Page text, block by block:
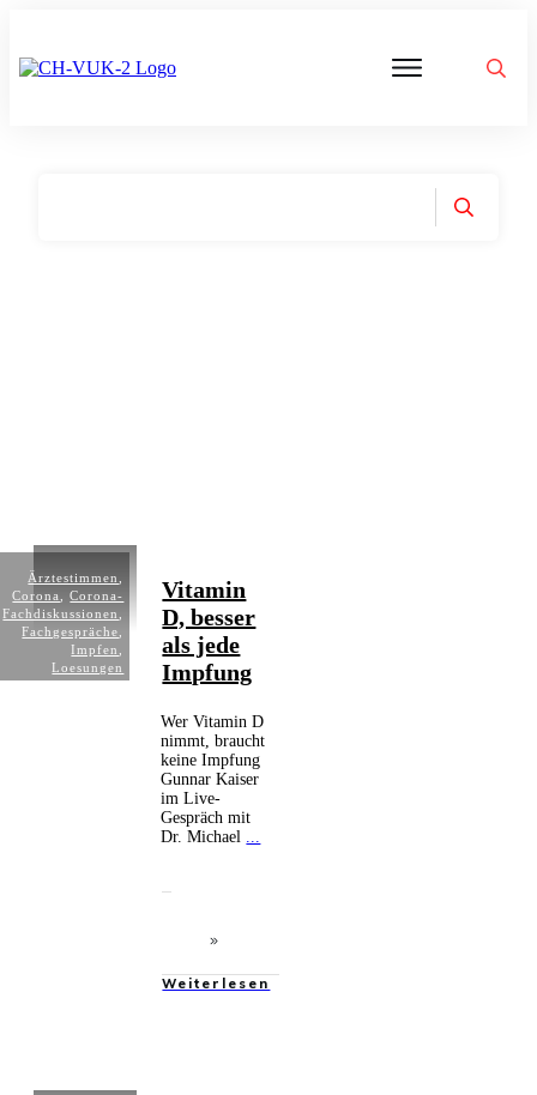
Ärztestimmen
Corona
,Corona-
Fachdiskussionen
Fachgespräche
Impfen
Loesungen
Vitamin
D, besser
als jede
Impfung
Wer Vitamin D
nimmt, braucht
keine Impfung
Gunnar Kaiser
im Live-
Gespräch mit
Dr. Michael ...
Weiterlesen